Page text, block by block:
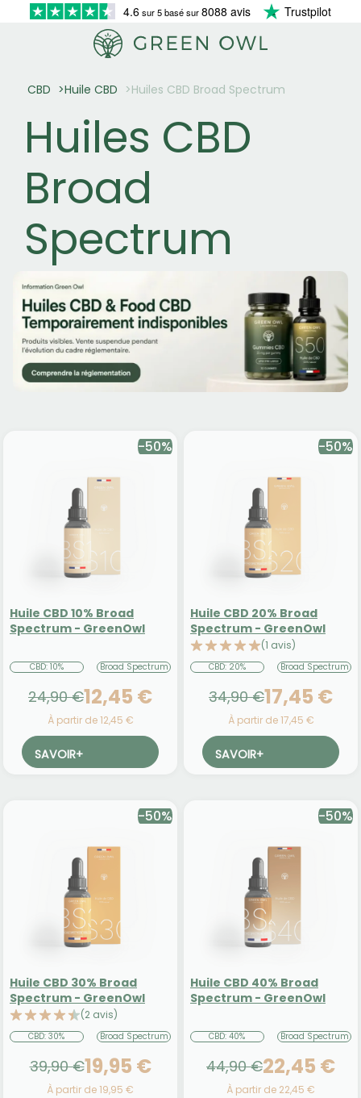
4.6sur 5 basé sur8088 avis Trustpilot
CBD Huile CBD Huiles CBD Broad Spectrum
Huiles CBD
Broad
Spectrum
-50%
Huile CBD 10% Broad
Spectrum - GreenOwl
CBD: 10% Broad Spectrum
24,90 €12,45 €
À partir de 12,45 €
SAVOIR+
-50%
Huile CBD 20% Broad
Spectrum - GreenOwl
(1 avis)
CBD: 20% Broad Spectrum
34,90 €17,45 €
À partir de 17,45 €
SAVOIR+
-50%
Huile CBD 30% Broad
Spectrum - GreenOwl
(2 avis)
CBD: 30% Broad Spectrum
39,90 €19,95 €
À partir de 19,95 €
-50%
Huile CBD 40% Broad
Spectrum - GreenOwl
CBD: 40% Broad Spectrum
44,90 €22,45 €
À partir de 22,45 €